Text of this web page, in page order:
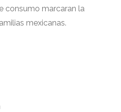
consumo marcaran la
mexicanas.